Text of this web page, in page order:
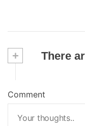
+ There
Comment